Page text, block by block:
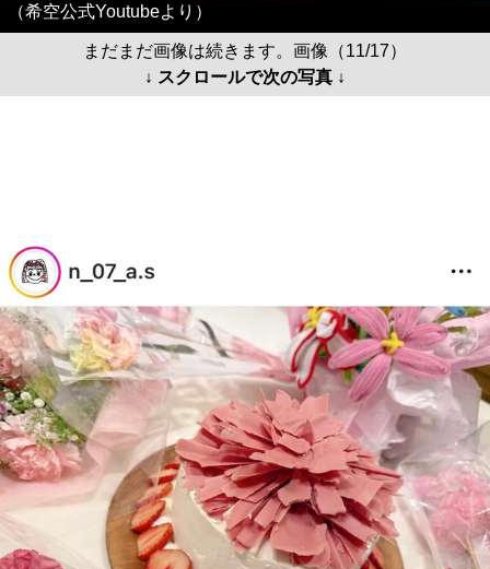
（希空公式Youtubeより）
まだまだ画像は続きます。画像（11/17）
↓ スクロールで次の写真 ↓